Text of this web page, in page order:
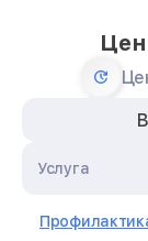
Услуга